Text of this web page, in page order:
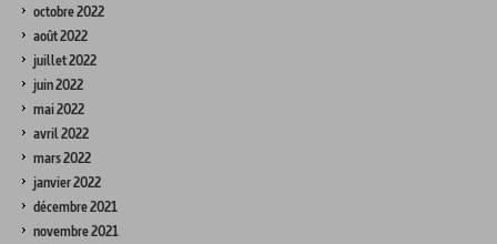
octobre 2022
août 2022
juillet 2022
juin 2022
mai 2022
avril 2022
mars 2022
janvier 2022
décembre 2021
novembre 2021